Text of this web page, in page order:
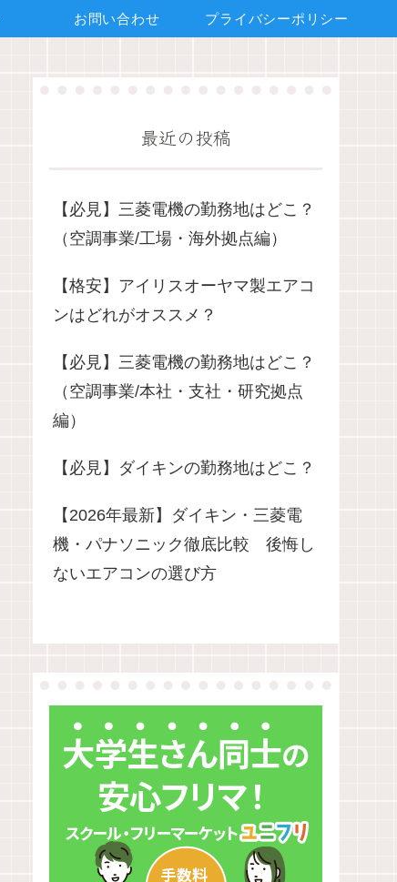
お問い合わせ プライバシーポリシー
最近の投稿
【必見】三菱電機の勤務地はどこ？
（空調事業/工場・海外拠点編）
【格安】アイリスオーヤマ製エアコ
ンはどれがオススメ？
【必見】三菱電機の勤務地はどこ？
（空調事業/本社・支社・研究拠点
編）
【必見】ダイキンの勤務地はどこ？
【2026年最新】ダイキン・三菱電
機・パナソニック徹底比較 後悔し
ないエアコンの選び方